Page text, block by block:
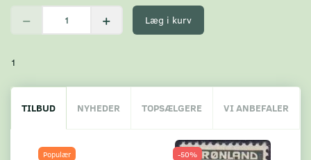
Læg i kurv
1
TILBUD NYHEDER TOPSÆLGERE VI ANBEFALER
Populær -50%